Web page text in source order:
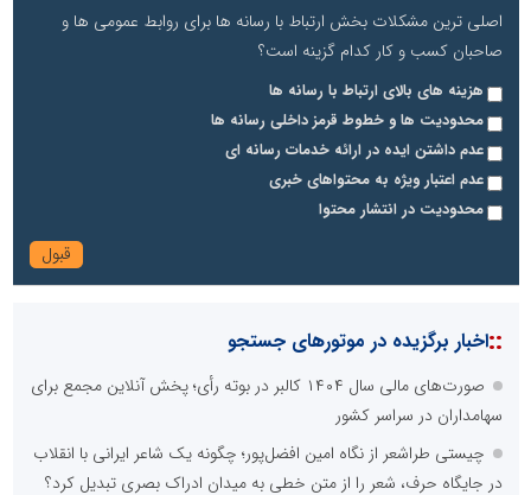
اصلی ترین مشکلات بخش ارتباط با رسانه ها برای روابط عمومی ها و
صاحبان کسب و کار کدام گزینه است؟
هزینه های بالای ارتباط با رسانه ها
محدودیت ها و خطوط قرمز داخلی رسانه ها
عدم داشتن ایده در ارائه خدمات رسانه ای
عدم اعتبار ویژه به محتواهای خبری
محدودیت در انتشار محتوا
::اخبار برگزیده در موتورهای جستجو
صورت‌های مالی سال ۱۴۰۴ کالبر در بوته رأی؛ پخش آنلاین مجمع برای
سهامداران در سراسر کشور
چیستی طراشعر از نگاه امین افضل‌پور؛ چگونه یک شاعر ایرانی با انقلاب
در جایگاه حرف، شعر را از متن خطی به میدان ادراک بصری تبدیل کرد؟